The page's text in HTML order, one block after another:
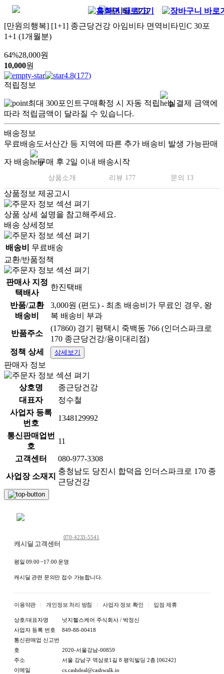
[만원의행복] [1+1] 종근당건강 아임비타 면역비타민C 30포
1+1 (1개월분)
64%28,000원
10,000원
4.8(177)
적립정보
최대 300포인트구매확정 시 자동 적립
실결제 금액에
따라 적립금액이 달라질 수 있습니다.
배송정보
무료배송도서산간 등 지역에 따른 추가 배송비 발생 가능판매
자 배송 구매 후 2일 이내 배송시작
상품소개 리뷰 177 문의 13
상품정보 제공고시
상품 상세 설명을 참고해주세요.
배송 상세정보
배송비
무료배송
교환/반품정책
판매사 지정
택배사
한진택배
반품/교환
배송비
3,000원 (편도) - 최초 배송비가 무료인 경우, 왕
복 배송비 부과
반품주소
(17860) 경기 평택시 죽백동 766 (인더스파크로
170 종근당건강/용이대리점)
정책 상세
상세보기
판매자 정보
상호명
종근당건강
대표자
정수철
사업자 등록
번호
1348129992
통신판매업번
호
11
고객센터 080-977-3308
사업장 소재지
충청남도 당진시 합덕읍 인더스파크로 170 종
근당건강
캐시딜 고객센터
070-4233-5541
평일 09:00 ~17:00 운영
캐시딜 관련 문의만 접수 가능합니다.
이용약관 개인정보 처리 방침 사업자 정보 확인 입점 제휴
상호/대표자명
넛지헬스케어 주식회사 / 박정신
사업자 등록 번호
849-88-00418
통신판매업 신고번
호
2020-서울강남-00859
주소
서울 강남구 역삼로1길 8 평익빌딩 2층 [06242]
이메일
cs.cashdeal@cashwalk.io